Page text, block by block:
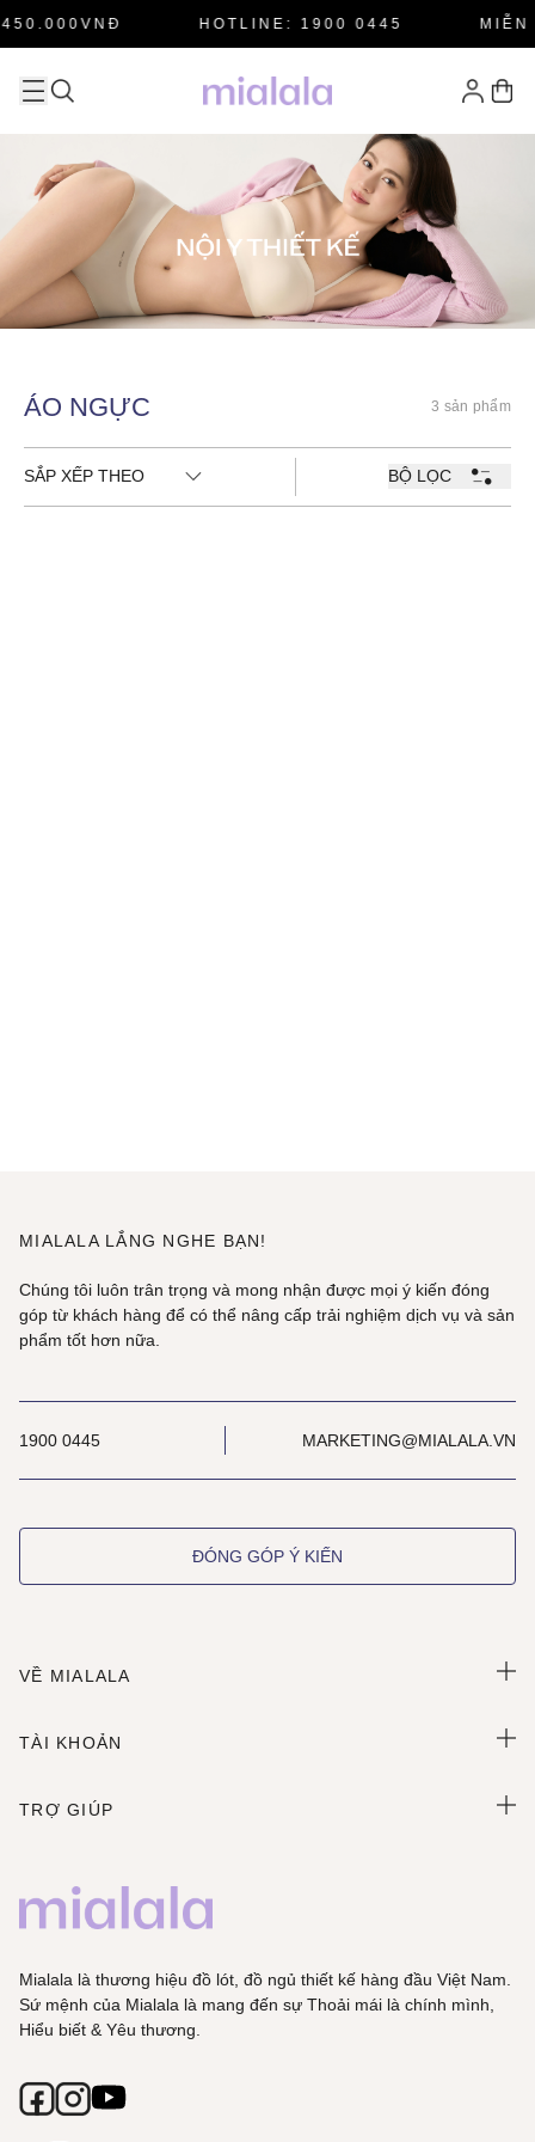
HOTLINE: 1900 0445 MIỄN
ÁO NGỰC 3 sản phẩm
SẮP XẾP THEO BỘ LỌC
MIALALA LẮNG NGHE BẠN!
Chúng tôi luôn trân trọng và mong nhận được mọi ý kiến đóng
góp từ khách hàng để có thể nâng cấp trải nghiệm dịch vụ và sản
phẩm tốt hơn nữa.
1900 0445 MARKETING@MIALALA.VN
ĐÓNG GÓP Ý KIẾN
VỀ MIALALA
TÀI KHOẢN
TRỢ GIÚP
Mialala là thương hiệu đồ lót, đồ ngủ thiết kế hàng đầu Việt Nam.
Sứ mệnh của Mialala là mang đến sự Thoải mái là chính mình,
Hiểu biết & Yêu thương.